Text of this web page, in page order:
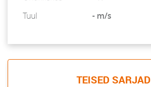
Tuul
- m/s
TEISED SARJAD